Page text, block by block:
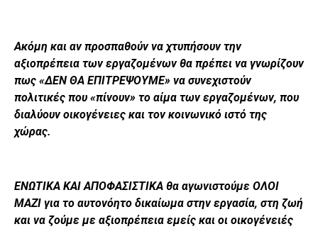
Ακόμη και αν προσπαθούν να χτυπήσουν την
αξιοπρέπεια των εργαζομένων θα πρέπει να γνωρίζουν
πως «ΔΕΝ ΘΑ ΕΠΙΤΡΕΨΟΥΜΕ» να συνεχιστούν
πολιτικές που «πίνουν» το αίμα των εργαζομένων, που
διαλύουν οικογένειες και τον κοινωνικό ιστό της
χώρας.
ΕΝΩΤΙΚΑ ΚΑΙ ΑΠΟΦΑΣΙΣΤΙΚΑ θα αγωνιστούμε ΟΛΟΙ
ΜΑΖΙ για το αυτονόητο δικαίωμα στην εργασία, στη ζωή
και να ζούμε με αξιοπρέπεια εμείς και οι οικογένειές